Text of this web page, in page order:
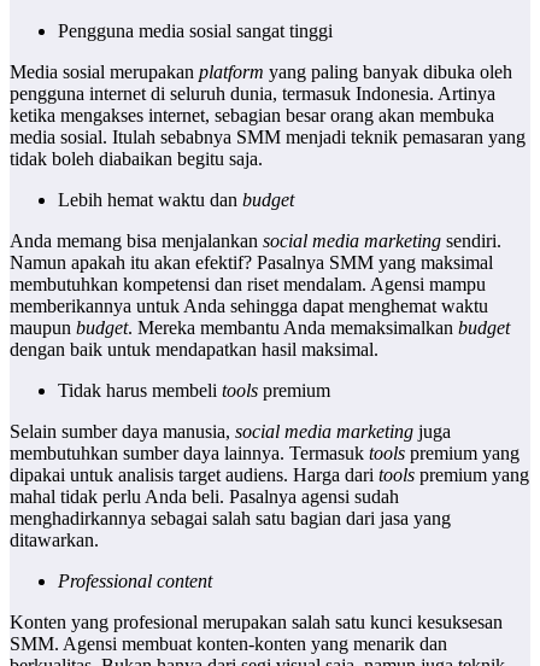
Pengguna media sosial sangat tinggi
Media sosial merupakan platform yang paling banyak dibuka oleh
pengguna internet di seluruh dunia, termasuk Indonesia. Artinya
ketika mengakses internet, sebagian besar orang akan membuka
media sosial. Itulah sebabnya SMM menjadi teknik pemasaran yang
tidak boleh diabaikan begitu saja.
Lebih hemat waktu dan budget
Anda memang bisa menjalankan social media marketing sendiri.
Namun apakah itu akan efektif? Pasalnya SMM yang maksimal
membutuhkan kompetensi dan riset mendalam. Agensi mampu
memberikannya untuk Anda sehingga dapat menghemat waktu
maupun budget. Mereka membantu Anda memaksimalkan budget
dengan baik untuk mendapatkan hasil maksimal.
Tidak harus membeli tools premium
Selain sumber daya manusia, social media marketing juga
membutuhkan sumber daya lainnya. Termasuk tools premium yang
dipakai untuk analisis target audiens. Harga dari tools premium yang
mahal tidak perlu Anda beli. Pasalnya agensi sudah
menghadirkannya sebagai salah satu bagian dari jasa yang
ditawarkan.
Professional content
Konten yang profesional merupakan salah satu kunci kesuksesan
SMM. Agensi membuat konten-konten yang menarik dan